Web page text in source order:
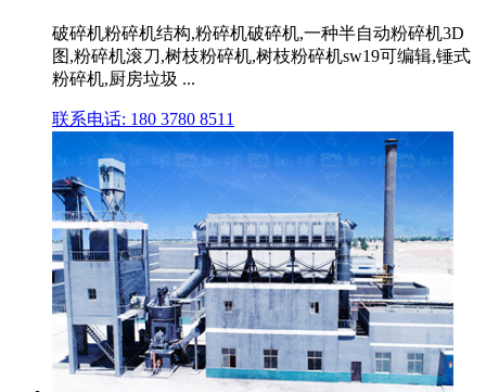
破碎机粉碎机结构,粉碎机破碎机,一种半自动粉碎机3D
图,粉碎机滚刀,树枝粉碎机,树枝粉碎机sw19可编辑,锤式
粉碎机,厨房垃圾 ...
联系电话: 180 3780 8511